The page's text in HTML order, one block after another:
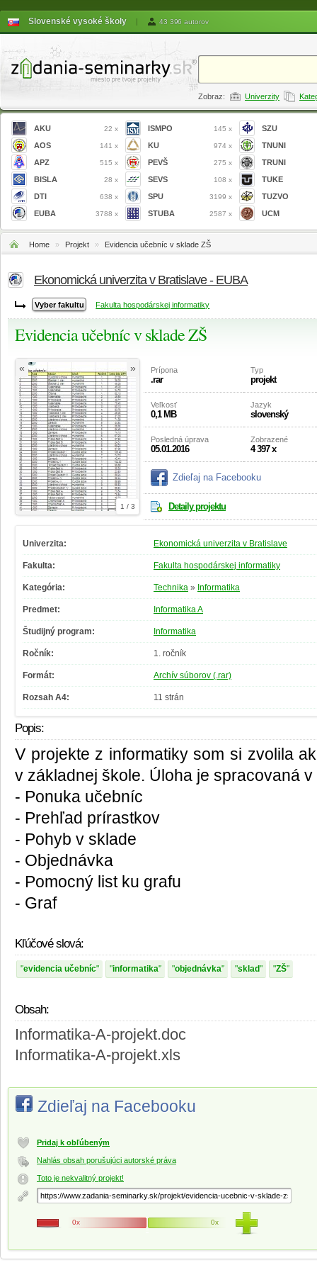
Slovenské vysoké školy | 43 396 autorov
Zobraz: Univerzity
AKU 22 x
AOS 141 x
APZ 515 x
BISLA 28 x
DTI 638 x
EUBA 3788 x
ISMPO 145 x
KU 974 x
PEVŠ 275 x
SEVS 108 x
SPU 3199 x
STUBA 2587 x
SZU
TNUNI
TRUNI
TUKE
TUZVO
UCM
Home » Projekt » Evidencia učebníc v sklade ZŠ
Ekonomická univerzita v Bratislave - EUBA
Fakulta hospodárskej informatiky
Evidencia učebníc v sklade ZŠ
1 / 3
« » Prípona
.rar
Typ
projekt
Veľkosť
0,1 MB
Jazyk
slovenský
Posledná úprava
05.01.2016
Zobrazené
4 397 x
Zdieľaj na Facebooku
Detaily projektu
Univerzita: Ekonomická univerzita v Bratislave
Fakulta: Fakulta hospodárskej informatiky
Kategória: Technika » Informatika
Predmet: Informatika A
Študijný program: Informatika
Ročník: 1. ročník
Formát: Archív súborov (.rar)
Rozsah A4: 11 strán
Popis:
V projekte z informatiky som si zvolila
v základnej škole. Úloha je spracovaná v
- Ponuka učebníc
- Prehľad prírastkov
- Pohyb v sklade
- Objednávka
- Pomocný list ku grafu
- Graf
Kľúčové slová:
evidencia učebníc informatika objednávka sklad ZŠ
Obsah:
Informatika-A-projekt.doc
Informatika-A-projekt.xls
Zdieľaj na Facebooku
Pridaj k obľúbeným
Nahlás obsah porušujúci autorské práva
Toto je nekvalitný projekt!
0x 0x